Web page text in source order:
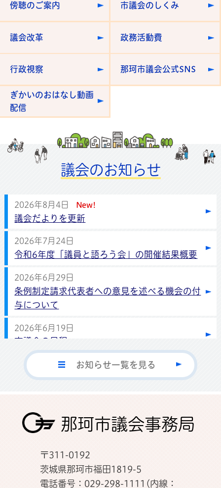
傍聴のご案内 市議会のしくみ
議会改革 政務活動費
行政視察 那珂市議会公式SNS
ぎかいのおはなし動画
配信
議会のお知らせ
2026年8月4日 New!
議会だよりを更新
2026年7月24日
令和6年度「議員と語ろう会」の開催結果概要
2026年6月29日
条例制定請求代表者への意見を述べる機会の付
与について
2026年6月19日
市議会の日程
2025年7月17日
市民の皆さまの声を聴く会の開催結果概要
那珂市議会公式SNSについて
お知らせ一覧を見る
那珂市議会事務局
〒311-0192
茨城県那珂市福田1819-5
電話番号：029-298-1111(内線：